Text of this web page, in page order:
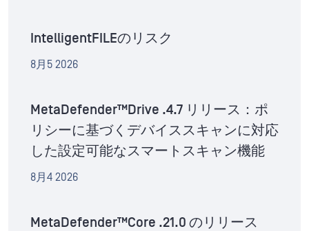
IntelligentFILEのリスク
8月5 2026
MetaDefender™Drive .4.7 リリース：ポ
リシーに基づくデバイススキャンに対応
した設定可能なスマートスキャン機能
8月4 2026
MetaDefender™Core .21.0 のリリース